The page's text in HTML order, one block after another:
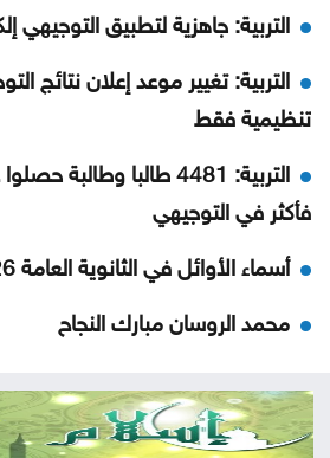
التربية: جاهزية لتطبيق التوجيهي
التربية: تغيير موعد إعلان نتائج
تنظيمية فقط
فأكثر في التوجيهي
أسماء الأوائل في الثانوية العامة 2026
محمد الروسان مبارك النجاح
2026 هي الأعلى على الإطلاق